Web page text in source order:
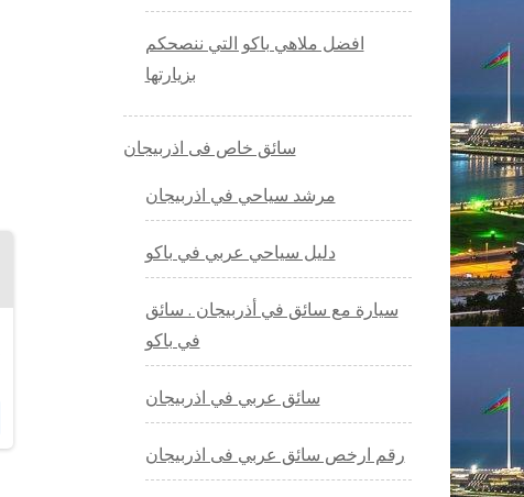
افضل ملاهي باكو التي ننصحكم
بزيارتها
سائق خاص فى اذربيجان
مرشد سياحي في اذربيجان
دليل سياحي عربي في باكو
سيارة مع سائق في أذربيجان . سائق
في باكو
سائق عربي في اذربيجان
رقم ارخص سائق عربي فى اذربيجان